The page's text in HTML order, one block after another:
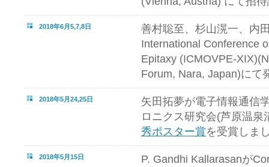
2018年6月5,7,8日
善村聡至、杉山滉一、内
International Conference
Epitaxy (ICMOVPE-
Forum, Nara, Japan)にて
2018年5月24,25日
矢田拓夢が電子情報通信
ロニクス研究会(芦原温
秀ポスター賞を受賞しま
2018年5月15日
P. Gandhi Kallarasanが